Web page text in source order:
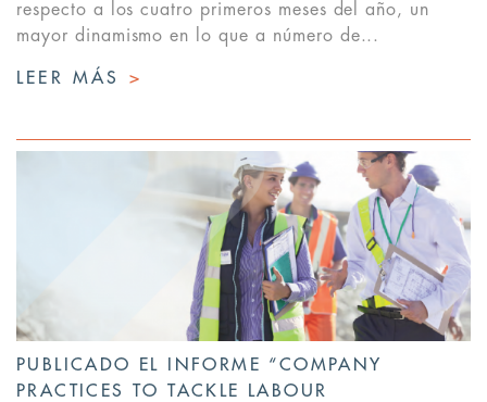
respecto a los cuatro primeros meses del año, un
mayor dinamismo en lo que a número de...
LEER MÁS >
PUBLICADO EL INFORME “COMPANY
PRACTICES TO TACKLE LABOUR